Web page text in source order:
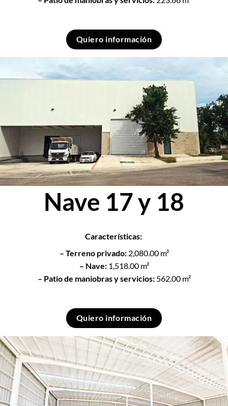
Quiero información
Nave 17 y 18
Características:
– Terreno privado: 2,080.00 m²
– Nave: 1,518.00 m²
– Patio de maniobras y servicios: 562.00 m²
Quiero información